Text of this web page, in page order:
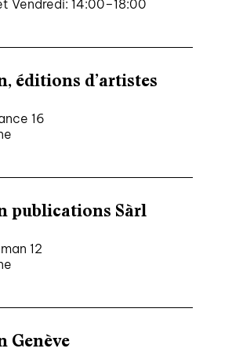
contacter ↓
nous contacter
manuscrits
Vendredi: 14:00–18:00
éditions d’artistes
16
publications Sàrl
12
Genève